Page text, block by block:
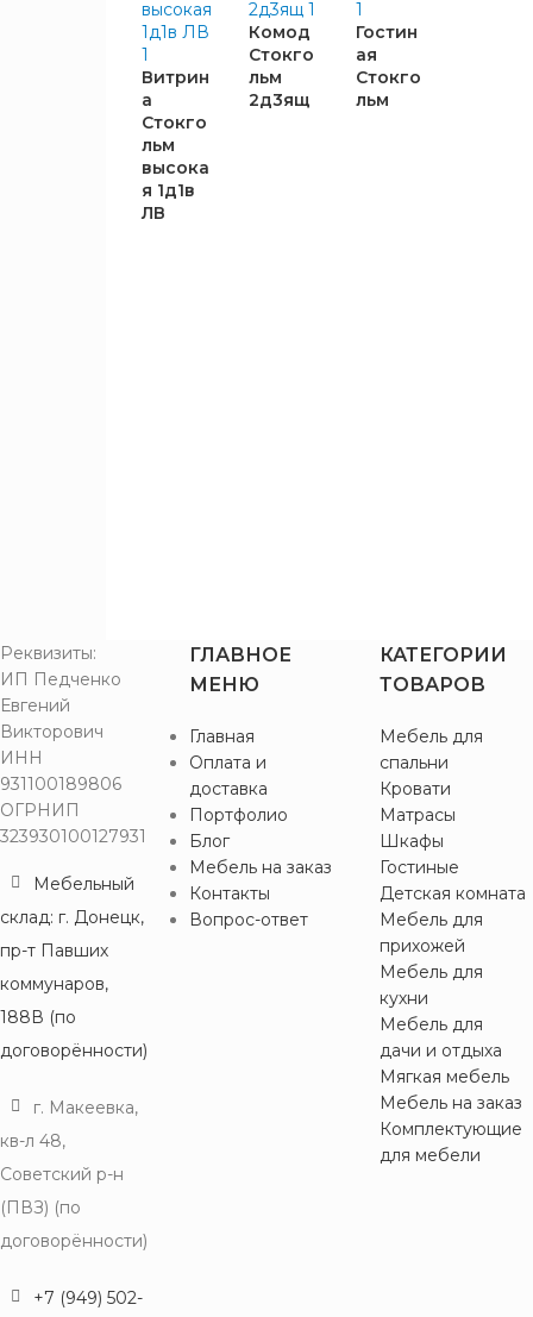
КОРПУСА
Витрин
а
Стокго
льм
высока
я 1д1в
ЛВ
Комод
Стокго
льм
2д3ящ
Гостин
ая
Стокго
льм
Реквизиты:
ИП Педченко
Евгений
Викторович
ИНН
931100189806
ОГРНИП
323930100127931
Мебельный
склад: г. Донецк,
пр-т Павших
коммунаров,
188В (по
договорённости)
г. Макеевка,
кв-л 48,
Советский р-н
(ПВЗ) (по
договорённости)
+7 (949) 502-
ГЛАВНОЕ
МЕНЮ
Главная
Оплата и
доставка
Портфолио
Блог
Мебель на заказ
Контакты
Вопрос-ответ
КАТЕГОРИИ
ТОВАРОВ
Мебель для
спальни
Кровати
Матрасы
Шкафы
Гостиные
Детская комната
Мебель для
прихожей
Мебель для
кухни
Мебель для
дачи и отдыха
Мягкая мебель
Мебель на заказ
Комплектующие
для мебели